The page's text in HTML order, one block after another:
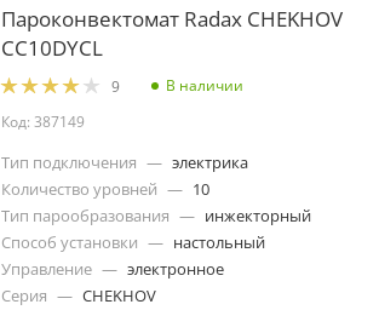
Пароконвектомат Radax CHEKHOV
CC10DYCL
9
В наличии
Код: 387149
Тип подключения — электрика
Количество уровней — 10
Тип парообразования — инжекторный
Способ установки — настольный
Управление — электронное
Серия — CHEKHOV